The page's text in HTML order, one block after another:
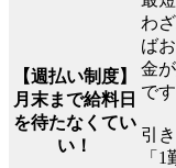
【週払い制度】
月末まで給料日
を待たなくてい
い！
わ
ば
金
で
引
「